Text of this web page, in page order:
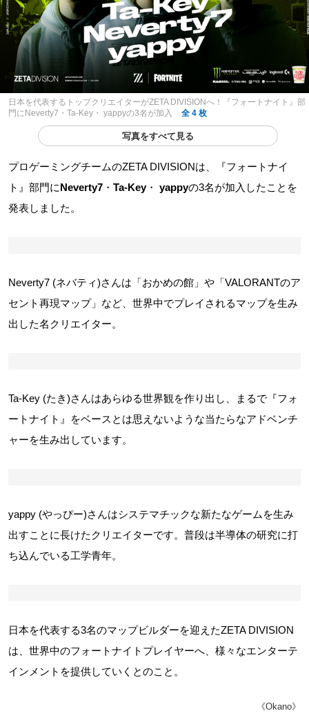
日本を代表するトップクリエイターがZETA DIVISIONへ！『フォートナイト』部
門にNeverty7・Ta-Key・ yappyの3名が加入
全 4 枚
写真をすべて見る
プロゲーミングチームのZETA DIVISIONは、『フォートナイ
ト』部門にNeverty7 ・ Ta-Key・ yappyの3名が加入したことを
発表しました。
Neverty7 (ネバティ)さんは「おかめの館」や「VALORANTのア
セント再現マップ」など、世界中でプレイされるマップを生み
出した名クリエイター。
Ta-Key (たき)さんはあらゆる世界観を作り出し、まるで『フォ
ートナイト』をベースとは思えないような当たらなアドベンチ
ャーを生み出しています。
yappy (やっぴー)さんはシステマチックな新たなゲームを生み
出すことに長けたクリエイターです。普段は半導体の研究に打
ち込んでいる工学青年。
日本を代表する3名のマップビルダーを迎えたZETA DIVISION
は、世界中のフォートナイトプレイヤーへ、様々なエンターテ
インメントを提供していくとのこと。
《Okano》